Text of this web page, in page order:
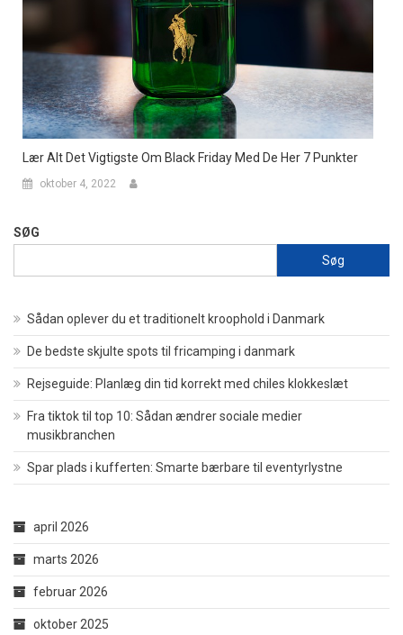
Lær Alt Det Vigtigste Om Black Friday Med De Her 7 Punkter
oktober 4, 2022
SØG
Søg
Sådan oplever du et traditionelt kroophold i Danmark
De bedste skjulte spots til fricamping i danmark
Rejseguide: Planlæg din tid korrekt med chiles klokkeslæt
Fra tiktok til top 10: Sådan ændrer sociale medier
musikbranchen
Spar plads i kufferten: Smarte bærbare til eventyrlystne
april 2026
marts 2026
februar 2026
oktober 2025